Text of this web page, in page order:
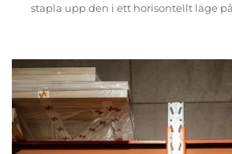
stapla upp den i ett horisontellt läge